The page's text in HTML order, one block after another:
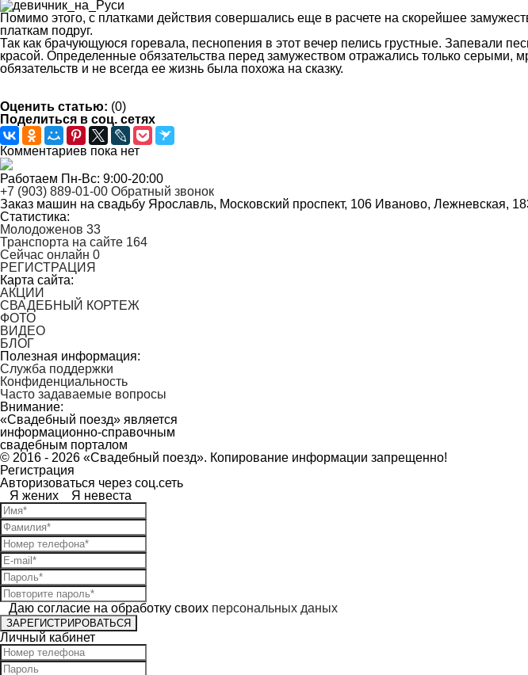
Помимо этого, с платками действия совершались еще в расчете на скорейшее
платкам подруг.
Так как брачующуюся горевала, песнопения в этот вечер пелись грустные. Запевали
красой. Определенные обязательства перед замужеством отражались только
обязательств и не всегда ее жизнь была похожа на сказку.
Оценить статью: (0)
Поделиться в соц. сетях
Комментариев пока нет
Работаем Пн-Вс: 9:00-20:00
+7 (903) 889-01-00 Обратный звонок
Заказ машин на свадьбу Ярославль, Московский проспект, 106 Иваново, Лежневская,
Статистика:
Молодоженов 33
Транспорта на сайте 164
Сейчас онлайн 0
РЕГИСТРАЦИЯ
Карта сайта:
АКЦИИ
СВАДЕБНЫЙ КОРТЕЖ
ФОТО
ВИДЕО
БЛОГ
Полезная информация:
Служба поддержки
Конфиденциальность
Часто задаваемые вопросы
Внимание:
«Свадебный поезд» является
информационно-справочным
свадебным порталом
© 2016 - 2026 «Свадебный поезд». Копирование информации запрещенно!
Регистрация
Авторизоваться через соц.сеть
Я жених
Я невеста
Даю согласие на обработку своих персональных даных
ЗАРЕГИСТРИРОВАТЬСЯ
Личный кабинет